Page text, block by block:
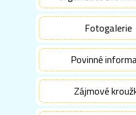
Fotogalerie
Povinné
Zájmové